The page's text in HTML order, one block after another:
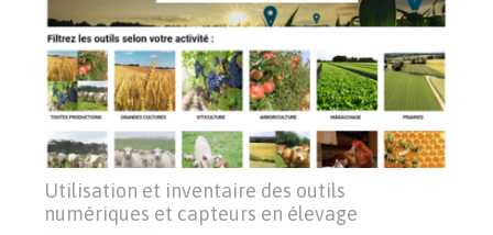
Utilisation et inventaire des outils
numériques et capteurs en élevage